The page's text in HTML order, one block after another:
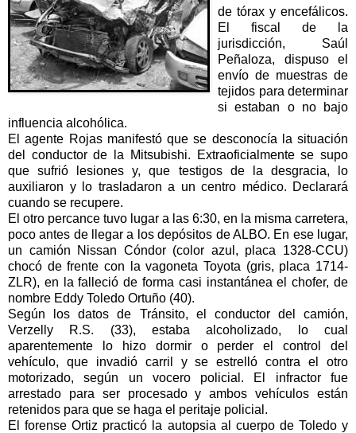
de tórax y encefálicos.
El fiscal de la
jurisdicción, Saúl
Peñaloza, dispuso el
envío de muestras de
tejidos para determinar
si estaban o no bajo
influencia alcohólica.
El agente Rojas manifestó que se desconocía la situación
del conductor de la Mitsubishi. Extraoficialmente se supo
que sufrió lesiones y, que testigos de la desgracia, lo
auxiliaron y lo trasladaron a un centro médico. Declarará
cuando se recupere.
El otro percance tuvo lugar a las 6:30, en la misma carretera,
poco antes de llegar a los depósitos de ALBO. En ese lugar,
un camión Nissan Cóndor (color azul, placa 1328-CCU)
chocó de frente con la vagoneta Toyota (gris, placa 1714-
ZLR), en la falleció de forma casi instantánea el chofer, de
nombre Eddy Toledo Ortuño (40).
Según los datos de Tránsito, el conductor del camión,
Verzelly R.S. (33), estaba alcoholizado, lo cual
aparentemente lo hizo dormir o perder el control del
vehículo, que invadió carril y se estrelló contra el otro
motorizado, según un vocero policial. El infractor fue
arrestado para ser procesado y ambos vehículos están
retenidos para que se haga el peritaje policial.
El forense Ortiz practicó la autopsia al cuerpo de Toledo y